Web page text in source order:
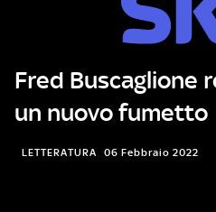
Fred Buscaglione
un nuovo fumetto
LETTERATURA 06 Febbraio 2022